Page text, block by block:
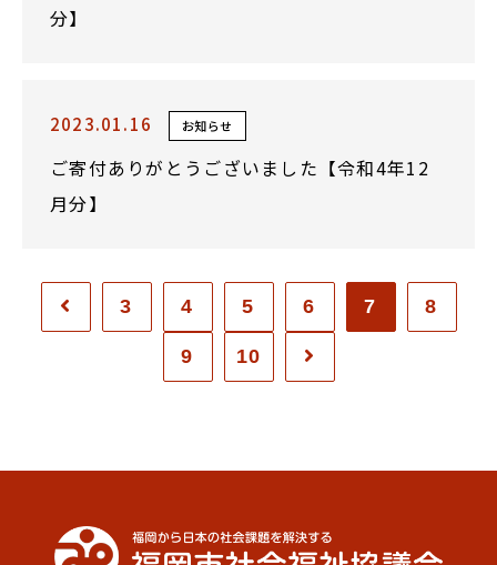
分】
2023.01.16 お知らせ
ご寄付ありがとうございました【令和4年12
月分】
3 4 5 6 7 8
9 10